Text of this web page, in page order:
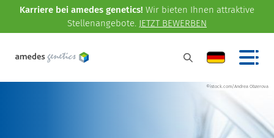
Karriere bei amedes genetics! Wir bieten Ihnen attraktive
Stellenangebote. JETZT BEWERBEN
©istock.com/Andrea Obzerova